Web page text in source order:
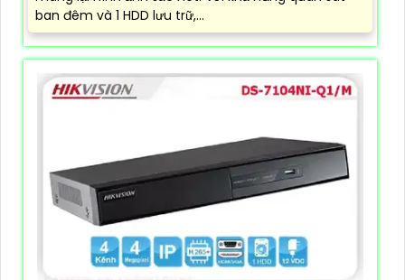
ban đêm và 1 HDD lưu trữ,...